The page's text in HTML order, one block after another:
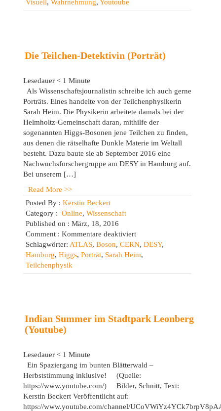
–
Visuell, Wahrnehmung, Youtoube
Die Teilchen-Detektivin (Porträt)
Lesedauer < 1 Minute
Als Wissenschaftsjournalistin schreibe ich auch gerne
Porträts. Eines handelte von der Teilchenphysikerin
Sarah Heim. Die Physikerin arbeitete damals bei der
Helmholtz-Gemeinschaft daran, mithilfe der
sogenannten Higgs-Bosonen jene Teilchen zu finden,
aus denen die rätselhafte Dunkle Materie im Weltall
besteht. Dazu baute sie ab September 2016 eine
Nachwuchsforschergruppe am DESY in Hamburg auf.
Bei unserem […]
Read More >>
Posted By : Kerstin Beckert
Category : Online, Wissenschaft
Published on : März, 18, 2016
Comment : Kommentare deaktiviertfür
Die
Teilchen-
(Porträt)
Schlagwörter: ATLAS, Boson, CERN, DESY,
Hamburg, Higgs, Porträt, Sarah Heim,
Teilchenphysik
Indian Summer im Stadtpark Leonberg
(Youtube)
Lesedauer < 1 Minute
Ein Spaziergang im bunten Blätterwald –
Herbststimmung inklusive! (Quelle:
https://www.youtube.com/) Bilder, Schnitt, Text:
Kerstin Beckert Veröffentlicht auf:
https://www.youtube.com/channel/